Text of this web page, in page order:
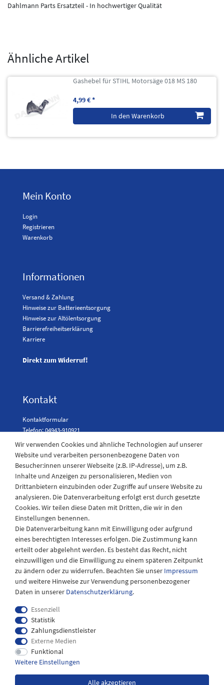
Dahlmann Parts Ersatzteil - In hochwertiger Qualität
Ähnliche Artikel
Gashebel für STIHL Motorsäge 018 MS 180
4,99 € *
In den Warenkorb
Mein Konto
Login
Registrieren
Warenkorb
Informationen
Versand & Zahlung
Hinweise zur Batterieentsorgung
Hinweise zur Altölentsorgung
Barrierefreiheitserklärung
Karriere
Direkt zum Widerruf!
Kontakt
Kontaktformular
Telefon: 04943-910921
Laden Öffnungszeiten
Montag - Freitag
08:30 - 12:30 und 13.00 - 17.30 Uhr
Samstags
08:30 bis 12:30 Uhr
Impressum
Widerrufs­recht
Wir verwenden Cookies und ähnliche Technologien auf unserer
Website und verarbeiten personenbezogene Daten von
Besucher:innen unserer Webseite (z.B. IP-Adresse), um z.B.
Inhalte und Anzeigen zu personalisieren, Medien von
Drittanbietern einzubinden oder Zugriffe auf unsere Website zu
analysieren. Die Datenverarbeitung erfolgt erst durch gesetzte
Cookies. Wir teilen diese Daten mit Dritten, die wir in den
Einstellungen benennen.
Die Datenverarbeitung kann mit Einwilligung oder aufgrund
eines berechtigten Interesses erfolgen. Die Zustimmung kann
erteilt oder abgelehnt werden. Es besteht das Recht, nicht
einzuwilligen und die Einwilligung zu einem späteren Zeitpunkt
zu ändern oder zu widerrufen. Beachten Sie unser Impressum
und weitere Hinweise zur Verwendung personenbezogener
Daten in unserer Daten­schutz­erklärung.
Essenziell
Statistik
Zahlungsdienstleister
Externe Medien
Funktional
Weitere Einstellungen
Alle akzeptieren